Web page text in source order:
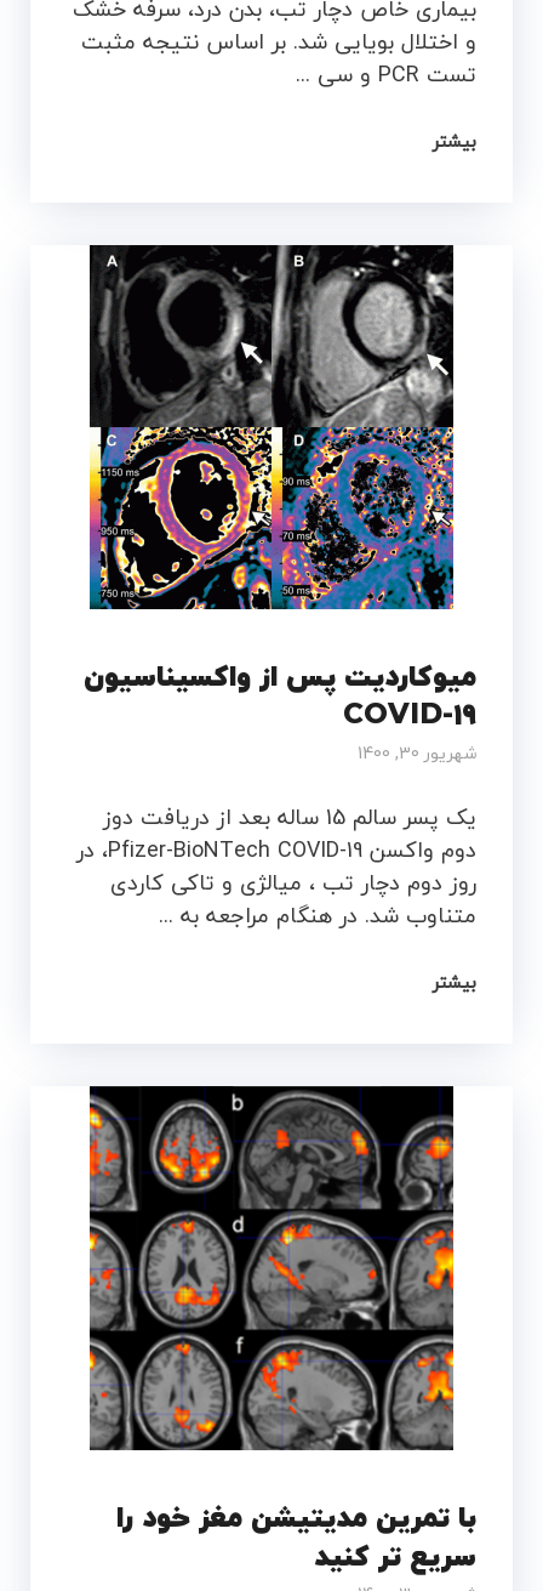
بیماری خاص دچار تب، بدن درد، سرفه خشک
و اختلال بویایی شد. بر اساس نتیجه مثبت
تست PCR و سی ...
بیشتر
میوکاردیت پس از واکسیناسیون
COVID-19
شهریور 30, 1400
یک پسر سالم 15 ساله بعد از دریافت دوز
دوم واکسن Pfizer-BioNTech COVID-19، در
روز دوم دچار تب ، میالژی و تاکی کاردی
متناوب شد. در هنگام مراجعه به ...
بیشتر
با تمرین مدیتیشن مغز خود را
سریع تر کنید